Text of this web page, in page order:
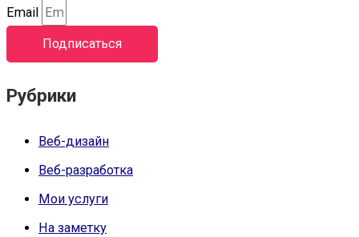
Email
Подписаться
Рубрики
Веб-дизайн
Веб-разработка
Мои услуги
На заметку